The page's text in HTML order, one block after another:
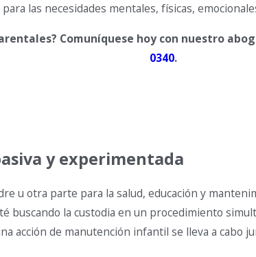
las necesidades mentales, físicas,
Comuníquese hoy con nuestro
0340.
y experimentada
u otra parte para la salud, educación y
buscando la custodia en un procedimiento
acción de manutención infantil se lleva a cabo